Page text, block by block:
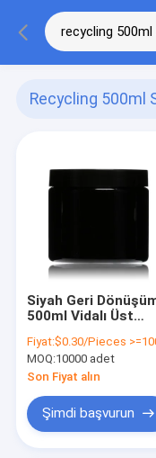
Recycling 500ml
Siyah Geri
500ml Vidalı Üst
Plastik Kapaklı Boş
Fiyat:$0.30/Pieces >=10000
MOQ:10000 adet
Son Fiyat alın
Şimdi başvurun